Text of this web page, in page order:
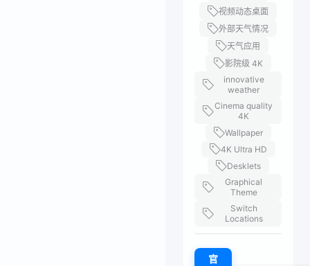
视频动态桌面
外部天气情况
天气应用
影院级 4K
innovative
weather
Cinema quality
4K
Wallpaper
4K Ultra HD
Desklets
Graphical
Theme
Switch
Locations
官